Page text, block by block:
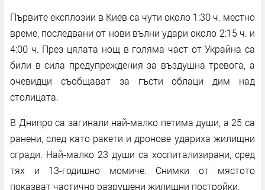
Първите експлозии в Киев са чути около 1:30 ч. местно
време, последвани от нови вълни удари около 2:15 ч. и
4:00 ч. През цялата нощ в голяма част от Украйна са
били в сила предупреждения за въздушна тревога, а
очевидци съобщават за гъсти облаци дим над
столицата.
В Днипро са загинали най-малко петима души, а 25 са
ранени, след като ракети и дронове удариха жилищни
сгради. Най-малко 23 души са хоспитализирани, сред
тях и 13-годишно момиче. Снимки от мястото
показват частично разрушени жилищни постройки.